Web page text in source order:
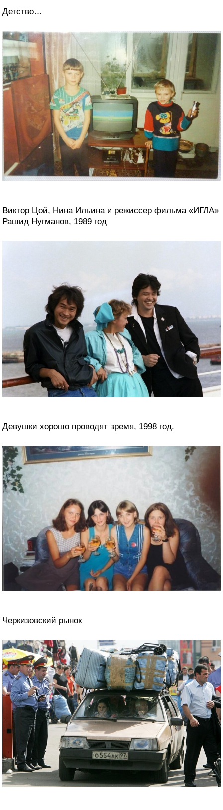
Детство…
Виктор Цой, Нина Ильина и режиссер фильма «ИГЛА»
Рашид Нугманов, 1989 год
Девушки хорошо проводят время, 1998 год.
Черкизовский рынок